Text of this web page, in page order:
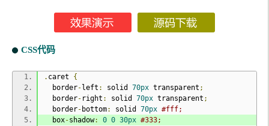
CSS代码
. caret {
border- left : solid 70px transparent ;
border- right : solid 70px transparent ;
border- bottom: solid 70px #fff;
box-shadow: 0 0 30px #333;